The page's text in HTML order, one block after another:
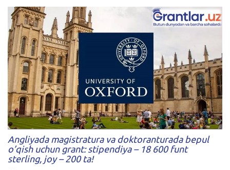
Angliyada magistratura va doktoranturada bepul
o’qish uchun grant: stipendiya – 18 600 funt
sterling, joy – 200 ta!